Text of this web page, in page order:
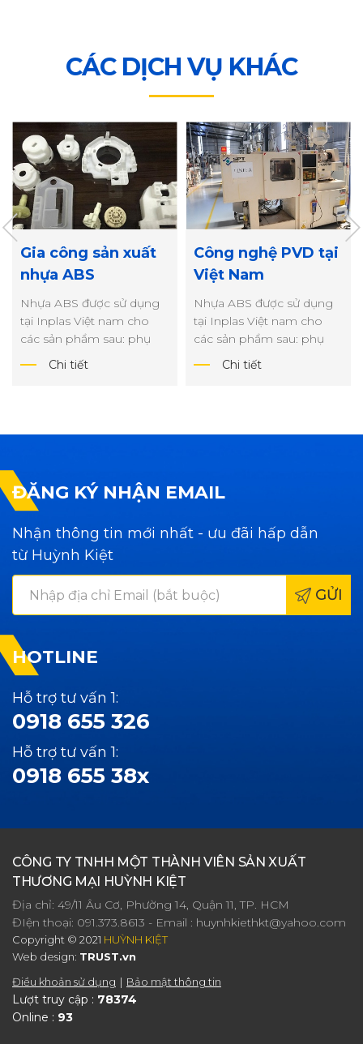
CÁC DỊCH VỤ KHÁC
Gia công sản xuất
nhựa ABS
Nhựa ABS được sử dụng
tại Inplas Việt nam cho
các sản phẩm sau: phụ
kiện thực phẩm công
Chi tiết
Công nghệ PVD tại
Việt Nam
Nhựa ABS được sử dụng
tại Inplas Việt nam cho
các sản phẩm sau: phụ
kiện thực phẩm công
Chi tiết
ĐĂNG KÝ NHẬN EMAIL
Nhận thông tin mới nhất - ưu đãi hấp dẫn
từ Huỳnh Kiệt
GỬI
HOTLINE
Hỗ trợ tư vấn 1:
0918 655 326
Hỗ trợ tư vấn 1:
0918 655 38x
CÔNG TY TNHH MỘT THÀNH VIÊN SẢN XUẤT
THƯƠNG MẠI HUỲNH KIỆT
Địa chỉ: 49/11 Âu Cơ, Phường 14, Quận 11, TP. HCM
ĐIện thoại: 091.373.8613 - Email : huynhkiethkt@yahoo.com
Copyright © 2021 HUỲNH KIỆT
Web design: TRUST.vn
Điều khoản sử dụng
Bảo mật thông tin
Lượt truy cập : 78374
Online : 93